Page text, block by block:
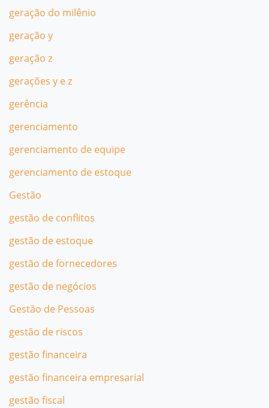
geração do milênio
geração y
geração z
gerações y e z
gerência
gerenciamento
gerenciamento de equipe
gerenciamento de estoque
Gestão
gestão de conflitos
gestão de estoque
gestão de fornecedores
gestão de negócios
Gestão de Pessoas
gestão de riscos
gestão financeira
gestão financeira empresarial
gestão fiscal